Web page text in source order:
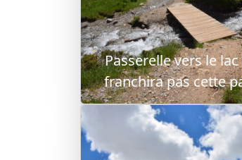
Passerelle vers le
franchira pas cette